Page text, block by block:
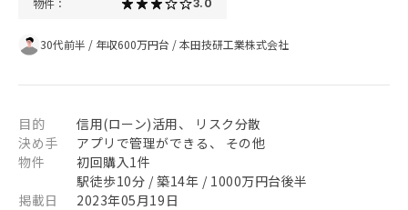
物件： 3.0
30代前半 / 年収600万円台 /本田技研工業株式会社
目的
信用(ローン)活用、 リスク分散
決め手
アプリで管理ができる、 その他
物件
初回購入1件
駅徒歩10分 / 築14年 / 1000万円台後半
掲載日
2023年05月19日